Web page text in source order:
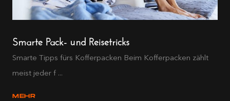
Smarte Pack- und Reisetricks
Smarte Tipps fürs Kofferpacken Beim Kofferpacken zählt
meist jeder f ...
MEHR